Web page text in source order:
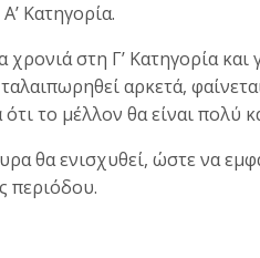
Κατηγορία.
στη Γ’ Κατηγορία και
αρκετά,
ότι το μέλλον θα είναι πολύ
θα ενισχυθεί, ώστε να
περιόδου.